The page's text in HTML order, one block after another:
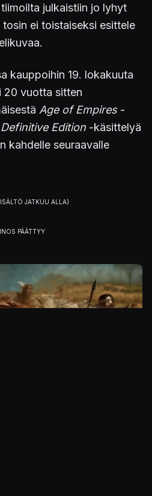
julkaistiin jo lyhyt
ei toistaiseksi esittele
kauppoihin 19. lokakuuta
20 vuotta sitten
Age of Empires-
Definitive Edition -käsittelyä
kahdelle seuraavalle